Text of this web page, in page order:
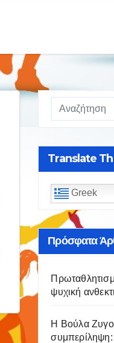
Translate
Greek
Πρόσφατα
ψυχική
Η Βούλα
συμπερίληψη: